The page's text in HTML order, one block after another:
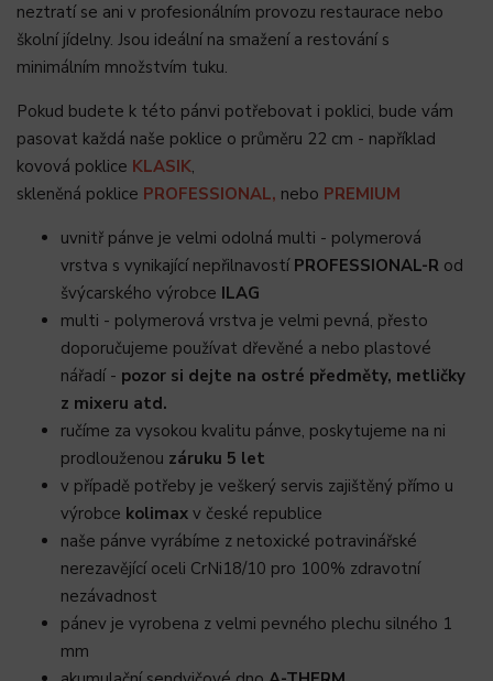
neztratí se ani v profesionálním provozu restaurace nebo
školní jídelny. Jsou ideální na smažení a restování s
minimálním množstvím tuku.
Pokud budete k této pánvi potřebovat i poklici, bude vám
pasovat každá naše poklice o průměru 22 cm - například
kovová poklice KLASIK,
skleněná poklice PROFESSIONAL, nebo PREMIUM
uvnitř pánve je velmi odolná multi - polymerová
vrstva s vynikající nepřilnavostí PROFESSIONAL-R od
švýcarského výrobce ILAG
multi - polymerová vrstva je velmi pevná, přesto
doporučujeme používat dřevěné a nebo plastové
nářadí - pozor si dejte na ostré předměty, metličky
z mixeru atd.
ručíme za vysokou kvalitu pánve, poskytujeme na ni
prodlouženou záruku 5 let
v případě potřeby je veškerý servis zajištěný přímo u
výrobce kolimax v české republice
naše pánve vyrábíme z netoxické potravinářské
nerezavějící oceli CrNi18/10 pro 100% zdravotní
nezávadnost
pánev je vyrobena z velmi pevného plechu silného 1
mm